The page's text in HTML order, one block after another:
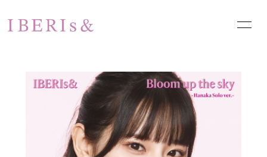
SCHEDULE PROFILE
DISCOGRAPHY
PHOTO お問い合わせ